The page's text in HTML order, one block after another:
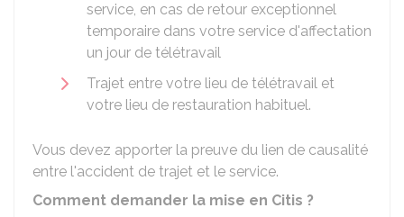
service, en cas de retour exceptionnel
temporaire dans votre service d'affectation
un jour de télétravail
Trajet entre votre lieu de télétravail et
votre lieu de restauration habituel.
Vous devez apporter la preuve du lien de causalité
entre l'accident de trajet et le service.
Comment demander la mise en Citis ?